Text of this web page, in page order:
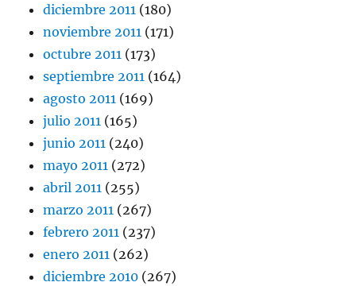
diciembre 2011 (180)
noviembre 2011 (171)
octubre 2011 (173)
septiembre 2011 (164)
agosto 2011 (169)
julio 2011 (165)
junio 2011 (240)
mayo 2011 (272)
abril 2011 (255)
marzo 2011 (267)
febrero 2011 (237)
enero 2011 (262)
diciembre 2010 (267)